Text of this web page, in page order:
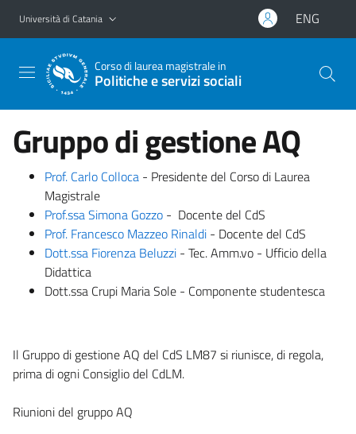
Vai al contenuto principale
Vai al menu di navigazione
Università di Catania ENG
Corso di laurea magistrale in
Politiche e servizi sociali
Gruppo di gestione AQ
Prof. Carlo Colloca - Presidente del Corso di Laurea
Magistrale
Prof.ssa Simona Gozzo - Docente del CdS
Prof. Francesco Mazzeo Rinaldi - Docente del CdS
Dott.ssa Fiorenza Beluzzi - Tec. Amm.vo - Ufficio della
Didattica
Dott.ssa Crupi Maria Sole - Componente studentesca
Il Gruppo di gestione AQ del CdS LM87 si riunisce, di regola,
prima di ogni Consiglio del CdLM.
Riunioni del gruppo AQ